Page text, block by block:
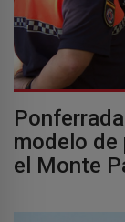
modelo de
el Monte